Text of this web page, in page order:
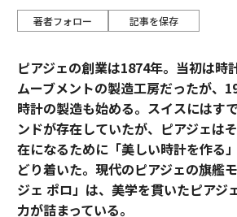
著者フォロー 記事を保存
ピアジェの創業は1874年。当初は時
ムーブメントの製造工房だったが、
時計の製造も始める。スイスにはす
ンドが存在していたが、ピアジェは
在になるために「美しい時計を作る
どり着いた。現代のピアジェの旗艦
ジェ ポロ」は、美学を貫いたピアジ
力が詰まっている。